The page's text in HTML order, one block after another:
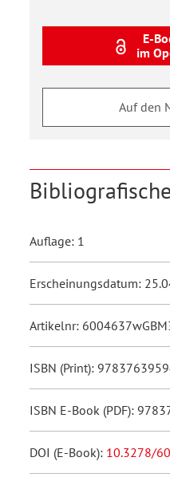
E-
im
Auf den
Auflage: 1
Erscheinungsdatum:
Artikelnr:
ISBN (Print):
ISBN E-Book (PDF):
DOI (E-Book): 10.3278/